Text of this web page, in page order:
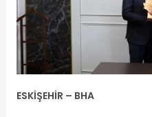
ESKİŞEHİR – BHA